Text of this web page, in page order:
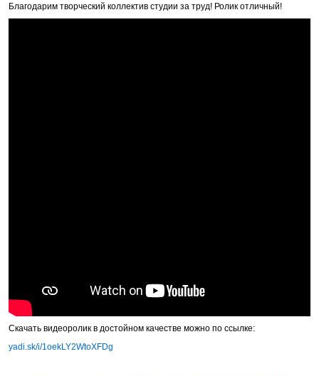
Благодарим творческий коллектив студии за труд! Ролик отличный!
Скачать видеоролик в достойном качестве можно по ссылке:
yadi.sk/i/1oekLY2WtoXFDg